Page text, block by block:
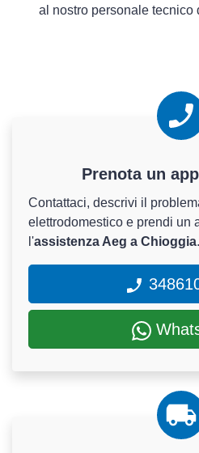
al nostro personale tecnico
Prenota un
Contattaci, descrivi il
elettrodomestico e prendi un
l'assistenza Aeg a Chioggia.